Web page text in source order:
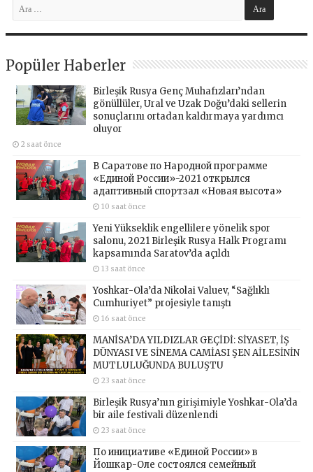
Popüler Haberler
Birleşik Rusya Genç Muhafızları’ndan
gönüllüler, Ural ve Uzak Doğu’daki sellerin
sonuçlarını ortadan kaldırmaya yardımcı
oluyor
2 saat önce
В Саратове по Народной программе
«Единой России»-2021 открылся
адаптивный спортзал «Новая высота»
10 saat önce
Yeni Yükseklik engellilere yönelik spor
salonu, 2021 Birleşik Rusya Halk Programı
kapsamında Saratov’da açıldı
13 saat önce
Yoshkar-Ola’da Nikolai Valuev, “Sağlıklı
Cumhuriyet” projesiyle tanıştı
16 saat önce
MANİSA’DA YILDIZLAR GEÇİDİ: SİYASET, İŞ
DÜNYASI VE SİNEMA CAMİASI ŞEN AİLESİNİN
MUTLULUĞUNDA BULUŞTU
23 saat önce
Birleşik Rusya’nın girişimiyle Yoshkar-Ola’da
bir aile festivali düzenlendi
23 saat önce
По инициативе «Единой России» в
Йошкар-Оле состоялся семейный